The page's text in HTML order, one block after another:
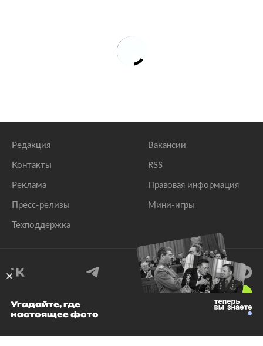
Редакция
Контакты
Реклама
Пресс-релизы
Техподдержка
Вакансии
RSS
Правовая информация
Мини-игры
© 1999–2026 Все права защищены.
Угадайте, где
настоящее фото